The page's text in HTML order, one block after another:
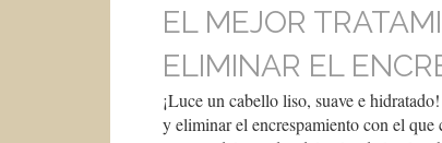
EL MEJOR
ELIMINAR EL
¡Luce un cabello liso, suave e
y eliminar el encrespamiento con el que